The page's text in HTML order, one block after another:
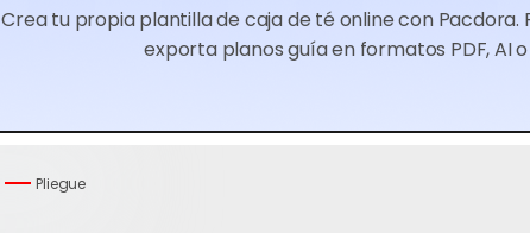
Crea tu propia plantilla de caja de té online con Pacdora.
exporta planos guía en formatos PDF, AI
Pliegue